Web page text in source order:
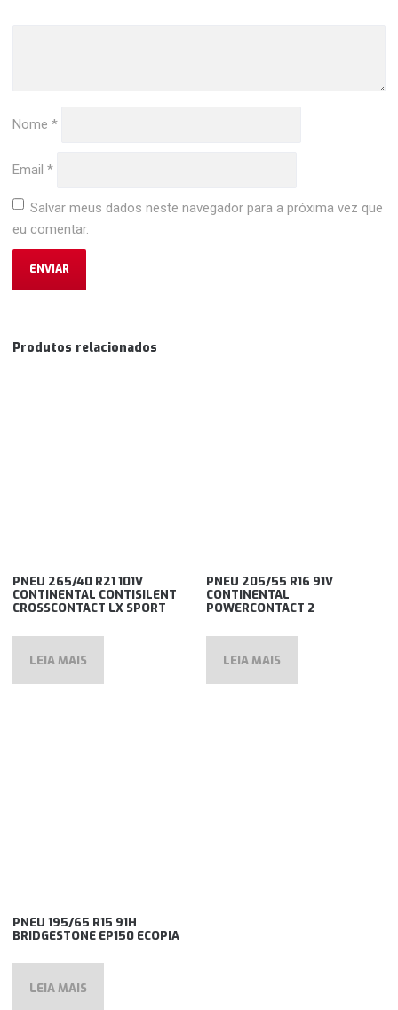
Nome*
Email*
Salvar meus dados neste navegador para a próxima vez que
eu comentar.
Produtos relacionados
PNEU 265/40 R21 101V
CONTINENTAL CONTISILENT
CROSSCONTACT LX SPORT
LEIA MAIS
PNEU 205/55 R16 91V
CONTINENTAL
POWERCONTACT 2
LEIA MAIS
PNEU 195/65 R15 91H
BRIDGESTONE EP150 ECOPIA
LEIA MAIS